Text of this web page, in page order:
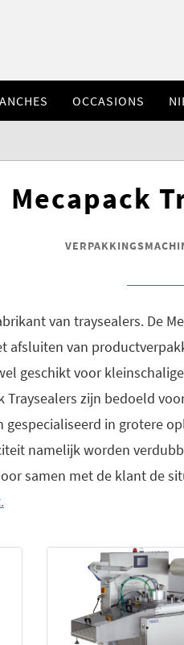
OCCASIONS
Mecapack
van traysealers. De
afsluiten van
geschikt voor
Traysealers zijn bedoeld
gespecialiseerd in grotere
namelijk worden
samen met de klant de